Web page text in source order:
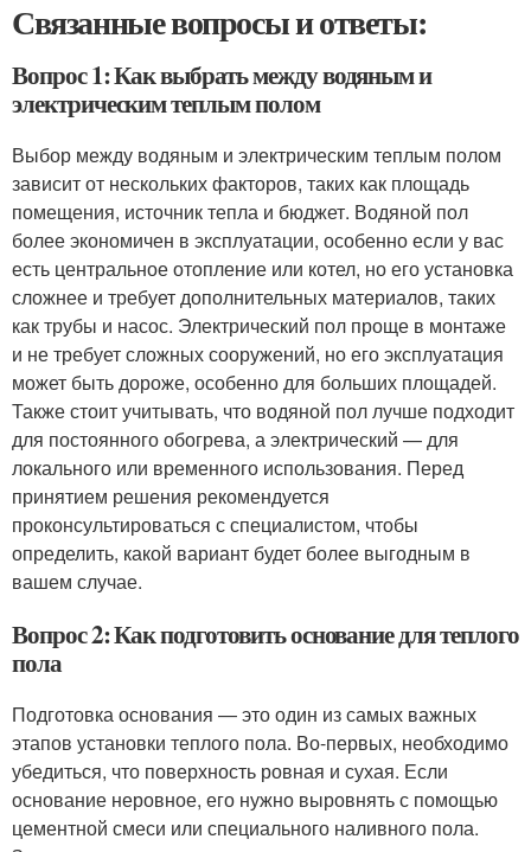
Связанные вопросы и ответы:
Вопрос 1: Как выбрать между водяным и
электрическим теплым полом
Выбор между водяным и электрическим теплым полом
зависит от нескольких факторов, таких как площадь
помещения, источник тепла и бюджет. Водяной пол
более экономичен в эксплуатации, особенно если у вас
есть центральное отопление или котел, но его установка
сложнее и требует дополнительных материалов, таких
как трубы и насос. Электрический пол проще в монтаже
и не требует сложных сооружений, но его эксплуатация
может быть дороже, особенно для больших площадей.
Также стоит учитывать, что водяной пол лучше подходит
для постоянного обогрева, а электрический — для
локального или временного использования. Перед
принятием решения рекомендуется
проконсультироваться с специалистом, чтобы
определить, какой вариант будет более выгодным в
вашем случае.
Вопрос 2: Как подготовить основание для теплого
пола
Подготовка основания — это один из самых важных
этапов установки теплого пола. Во-первых, необходимо
убедиться, что поверхность ровная и сухая. Если
основание неровное, его нужно выровнять с помощью
цементной смеси или специального наливного пола.